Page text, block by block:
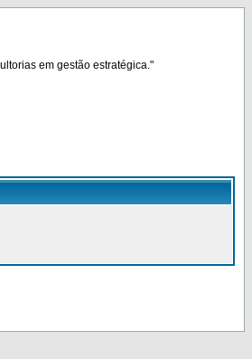
em gestão estratégica."